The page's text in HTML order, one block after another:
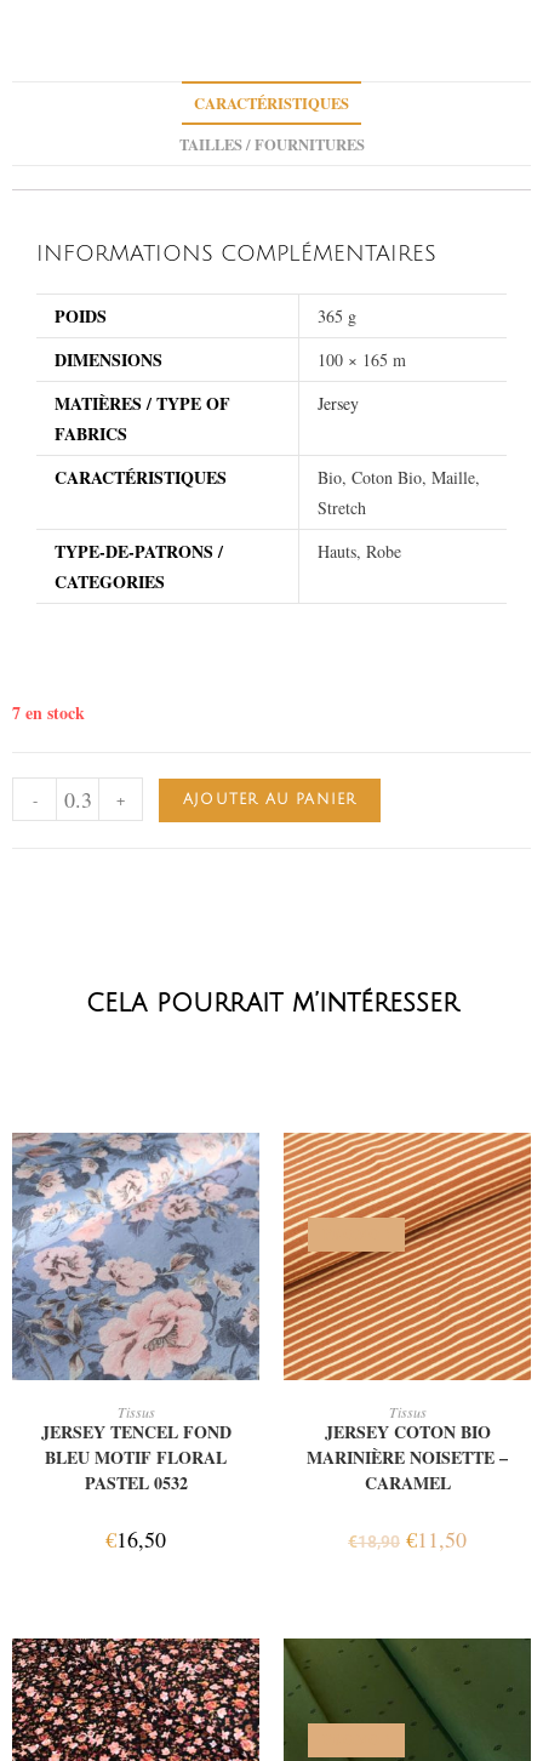
CARACTÉRISTIQUES
TAILLES / FOURNITURES
INFORMATIONS COMPLÉMENTAIRES
POIDS 365 g
DIMENSIONS 100 × 165 m
MATIÈRES / TYPE OF
FABRICS
Jersey
CARACTÉRISTIQUES
Bio, Coton Bio, Maille,
Stretch
TYPE-DE-PATRONS /
CATEGORIES
Hauts, Robe
7 en stock
- + AJOUTER AU PANIER
cela pourrait m’intéresser
Tissus
JERSEY TENCEL FOND
BLEU MOTIF FLORAL
PASTEL 0532
€16,50
Tissus
JERSEY COTON BIO
MARINIÈRE NOISETTE –
CARAMEL
€18,90 €11,50